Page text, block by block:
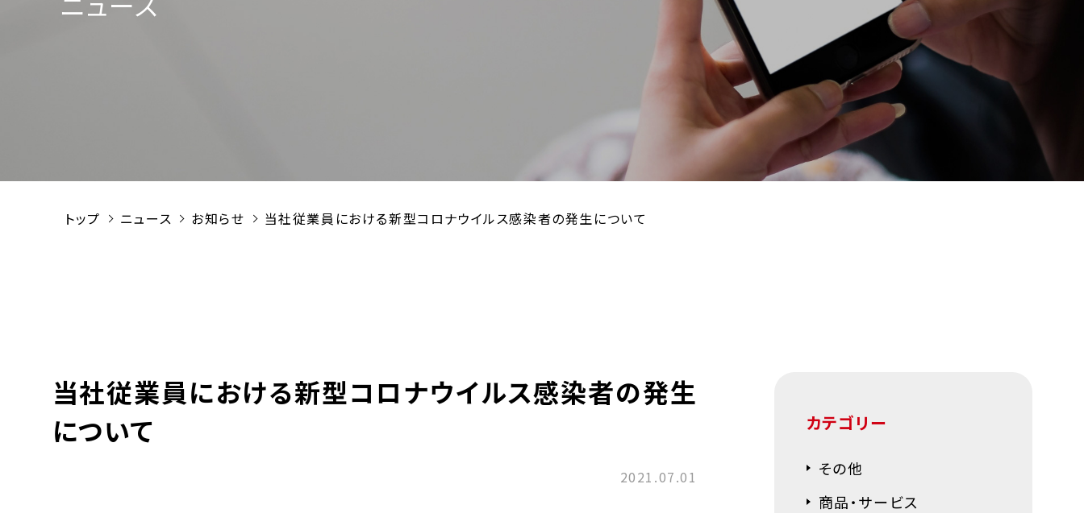
トップ ニュース お知らせ 当社従業員における新型コロナウイルス感染者の発生について
当社従業員における新型コロナウイルス感染者の発生
について
2021.07.01
カテゴリー
その他
商品・サービス